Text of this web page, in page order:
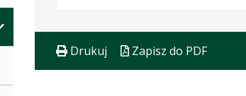
Drukuj Zapisz do PDF